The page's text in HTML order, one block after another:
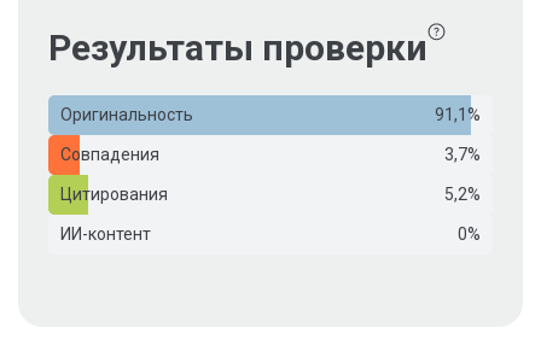
Результаты проверки
Оригинальность 91,1%
Совпадения 3,7%
Цитирования 5,2%
ИИ-контент 0%